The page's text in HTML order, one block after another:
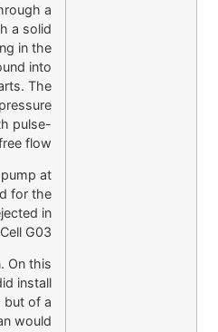
a
a solid
in the
into
The
pulse-
flow.
at
for the
in
G03.
On this
install
but of a
would